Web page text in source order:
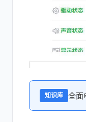
知识库 全面